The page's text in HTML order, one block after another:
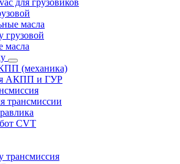
для грузовиков
масла
грузовой
масла
(механика)
АКПП и ГУР
трансмиссии
CVT
трансмиссия